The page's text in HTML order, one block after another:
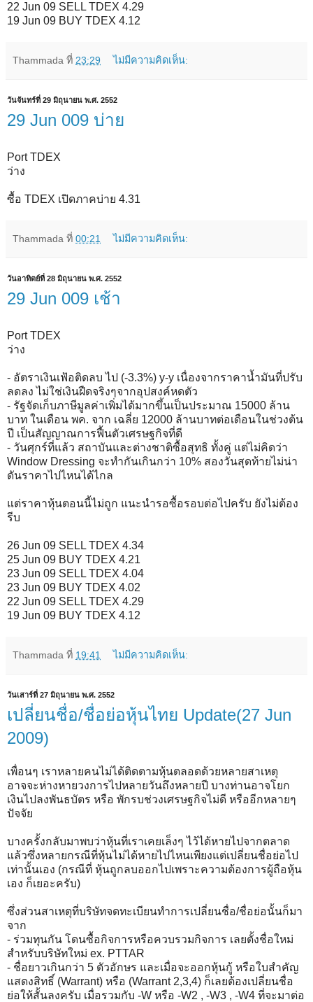
22 Jun 09 SELL TDEX 4.29
19 Jun 09 BUY TDEX 4.12
Thammada ที่ 23:29 ไม่มีความคิดเห็น:
วันจันทร์ที่ 29 มิถุนายน พ.ศ. 2552
29 Jun 009 บ่าย
Port TDEX
ว่าง
ซื้อ TDEX เปิดภาคบ่าย 4.31
Thammada ที่ 00:21 ไม่มีความคิดเห็น:
วันอาทิตย์ที่ 28 มิถุนายน พ.ศ. 2552
29 Jun 009 เช้า
Port TDEX
ว่าง
- อัตราเงินเฟ้อติดลบ ไป (-3.3%) y-y เนื่องจากราคาน้ำมันที่ปรับ
ลดลง ไม่ใช่เงินฝืดจริงๆจากอุปสงค์หดตัว
- รัฐจัดเก็บภาษีมูลค่าเพิ่มได้มากขึ้นเป็นประมาณ 15000 ล้าน
บาท ในเดือน พค. จาก เฉลี่ย 12000 ล้านบาทต่อเดือนในช่วงต้น
ปี เป็นสัญญาณการฟื้นตัวเศรษฐกิจที่ดี
- วันศุกร์ที่แล้ว สถาบันและต่างชาติซื้อสุทธิ ทั้งคู่ แต่ไม่คิดว่า
Window Dressing จะทำกันเกินกว่า 10% สองวันสุดท้ายไม่น่า
ดันราคาไปไหนได้ไกล
แต่ราคาหุ้นตอนนี้ไม่ถูก แนะนำรอซื้อรอบต่อไปครับ ยังไม่ต้อง
รีบ
26 Jun 09 SELL TDEX 4.34
25 Jun 09 BUY TDEX 4.21
23 Jun 09 SELL TDEX 4.04
23 Jun 09 BUY TDEX 4.02
22 Jun 09 SELL TDEX 4.29
19 Jun 09 BUY TDEX 4.12
Thammada ที่ 19:41 ไม่มีความคิดเห็น:
วันเสาร์ที่ 27 มิถุนายน พ.ศ. 2552
เปลี่ยนชื่อ/ชื่อย่อหุ้นไทย Update(27 Jun
2009)
เพื่อนๆ เราหลายคนไม่ได้ติดตามหุ้นตลอดด้วยหลายสาเหตุ
อาจจะห่างหายวงการไปหลายวันถึงหลายปี บางท่านอาจโยก
เงินไปลงพันธบัตร หรือ พักรบช่วงเศรษฐกิจไม่ดี หรืออีกหลายๆ
ปัจจัย
บางครั้งกลับมาพบว่าหุ้นที่เราเคยเล็งๆ ไว้ได้หายไปจากตลาด
แล้วซึ่งหลายกรณีที่หุ้นไม่ได้หายไปไหนเพียงแต่เปลี่ยนชื่อย่อไป
เท่านั้นเอง (กรณีที่ หุ้นถูกลบออกไปเพราะความต้องการผู้ถือหุ้น
เอง ก็เยอะครับ)
ซึ่งส่วนสาเหตุที่บริษัทจดทะเบียนทำการเปลี่ยนชื่อ/ชื่อย่อนั้นก็มา
จาก
- ร่วมทุนกัน โดนซื้อกิจการหรือควบรวมกิจการ เลยตั้งชื่อใหม่
สำหรับบริษัทใหม่ ex. PTTAR
- ชื่อยาวเกินกว่า 5 ตัวอักษร และเมื่อจะออกหุ้นกู้ หรือใบสำคัญ
แสดงสิทธิ์ (Warrant) หรือ (Warrant 2,3,4) ก็เลยต้องเปลี่ยนชื่อ
ย่อให้สั้นลงครับ เมื่อรวมกับ -W หรือ -W2 , -W3 , -W4 ที่จะมาต่อ